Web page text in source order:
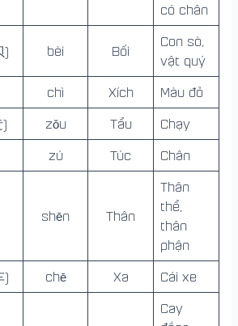
có chân
) bèi Bối
Con sò,
vật quý
chì Xích
Màu đỏ
) zǒu Tẩu
Chạy
zú Túc Chân
shēn Thân
Thân
thể,
thân
phận
) chē Xa Cái xe
Cay